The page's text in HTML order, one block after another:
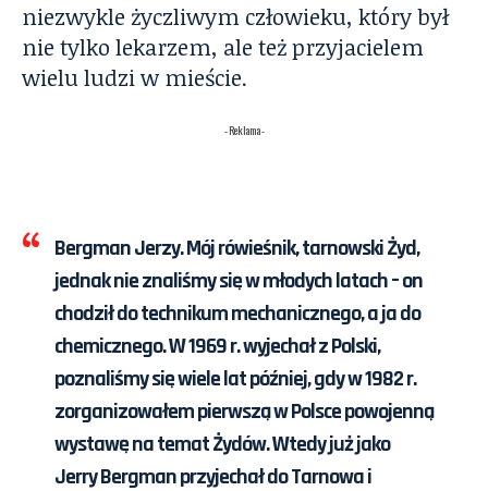
niezwykle życzliwym człowieku, który był
nie tylko lekarzem, ale też przyjacielem
wielu ludzi w mieście.
- Reklama -
Bergman Jerzy.Mój rówieśnik, tarnowski Żyd,
jednak nie znaliśmy się w młodych latach – on
chodził do technikum mechanicznego, a ja do
chemicznego. W 1969 r. wyjechał z Polski,
poznaliśmy się wiele lat później, gdy w 1982 r.
zorganizowałem pierwszą w Polsce powojenną
wystawę na temat Żydów. Wtedy już jako
Jerry Bergman przyjechał do Tarnowa i